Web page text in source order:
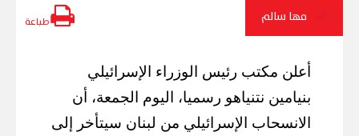
مها سالم طباعة
أعلن مكتب رئيس الوزراء الإسرائيلي
بنيامين نتنياهو رسميا، اليوم الجمعة، أن
الانسحاب الإسرائيلي من لبنان سيتأخر إلى